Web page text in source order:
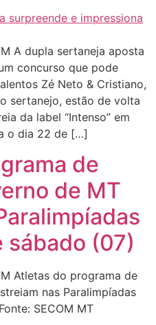
A dupla sertaneja aposta
concurso que pode
Zé Neto & Cristiano,
sertanejo, estão de volta
da label “Intenso” em
o dia 22 de […]
de
de MT
sábado (07)
Atletas do programa de
nas Paralimpíadas
SECOM MT